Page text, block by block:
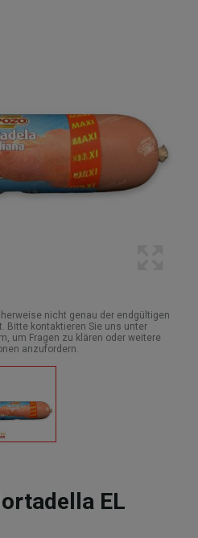
nicht genau der endgültigen
Bitte kontaktieren Sie uns unter
um Fragen zu klären oder weitere
anzufordern.
EL